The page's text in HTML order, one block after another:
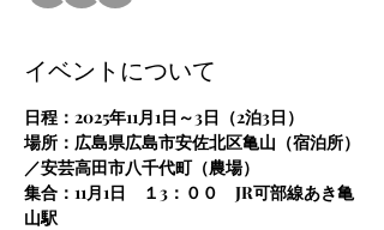
イベントについて
日程：2025年11月1日～3日（2泊3日）
場所：広島県広島市安佐北区亀山（宿泊所）
／安芸高田市八千代町（農場）
集合：11月1日　１3：００　JR可部線あき亀
山駅